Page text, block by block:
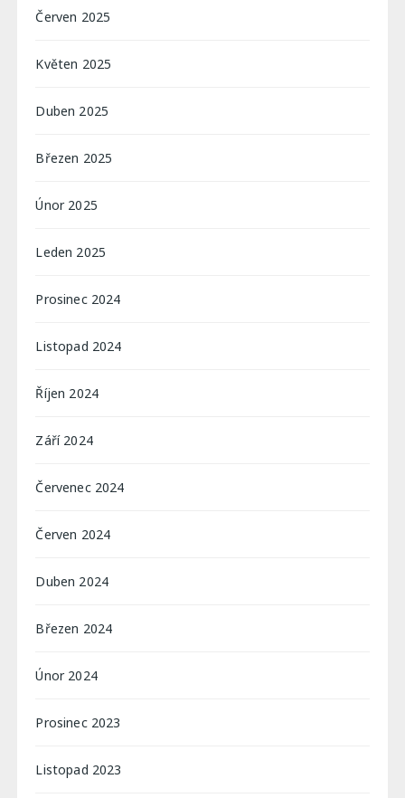
Červen 2025
Květen 2025
Duben 2025
Březen 2025
Únor 2025
Leden 2025
Prosinec 2024
Listopad 2024
Říjen 2024
Září 2024
Červenec 2024
Červen 2024
Duben 2024
Březen 2024
Únor 2024
Prosinec 2023
Listopad 2023